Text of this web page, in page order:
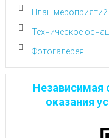
План мероприятий
Техническое
Фотогалерея
Независимая
оказания